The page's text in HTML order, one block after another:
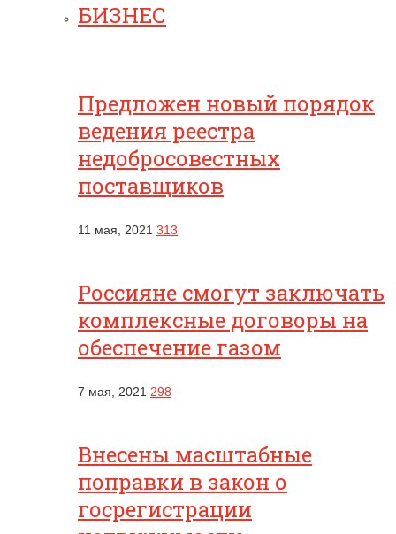
БИЗНЕС
Предложен новый порядок
ведения реестра
недобросовестных
поставщиков
11 мая, 2021 313
Россияне смогут заключать
комплексные договоры на
обеспечение газом
7 мая, 2021 298
Внесены масштабные
поправки в закон о
госрегистрации